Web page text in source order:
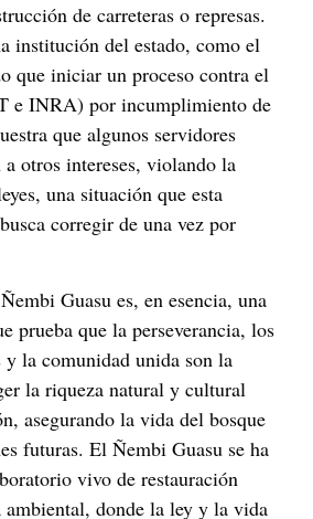
de carreteras o represas.
institución del estado, como el
que iniciar un proceso contra el
e INRA) por incumplimiento de
que algunos servidores
otros intereses, violando la
una situación que esta
corregir de una vez por
Guasu es, en esencia, una
prueba que la perseverancia, los
y la comunidad unida son la
la riqueza natural y cultural
asegurando la vida del bosque
futuras. El Ñembi Guasu se ha
vivo de restauración
donde la ley y la vida